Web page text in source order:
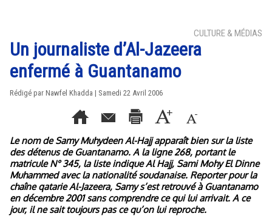
CULTURE & MÉDIAS
Un journaliste d’Al-Jazeera
enfermé à Guantanamo
Rédigé par Nawfel Khadda | Samedi 22 Avril 2006
Le nom de Samy Muhydeen Al-Hajj apparaît bien sur la liste
des détenus de Guantanamo. A la ligne 268, portant le
matricule N° 345, la liste indique Al Hajj, Sami Mohy El Dinne
Muhammed avec la nationalité soudanaise. Reporter pour la
chaîne qatarie Al-Jazeera, Samy s’est retrouvé à Guantanamo
en décembre 2001 sans comprendre ce qui lui arrivait. A ce
jour, il ne sait toujours pas ce qu’on lui reproche.